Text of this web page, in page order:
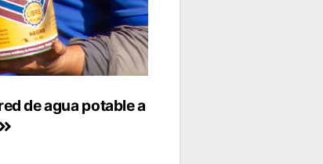
de agua potable a